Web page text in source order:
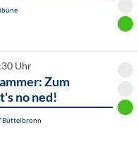
Uhr
Zum
no ned!
Büttelbronn